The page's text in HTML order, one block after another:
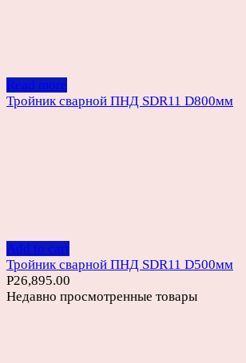
Read more
Тройник сварной ПНД SDR11 D800мм
Add to cart
Тройник сварной ПНД SDR11 D500мм
Р26,895.00
Недавно просмотренные товары